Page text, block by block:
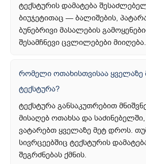
ტექსტურის დამატება
ბიუჯეტითაც — ბალიშების,
ბუნებრივი მასალების
შესამჩნევი ცვლილებები მიიღება.
რომელი ოთახისთვისაა ყველაზე
ტექსტურა?
ტექსტურა განსაკუთრებით
მისაღებ ოთახსა და
ვატარებთ ყველაზე მეტ დროს.
სივრცეებშიც ტექსტურის
შეგრძნებას ქმნის.